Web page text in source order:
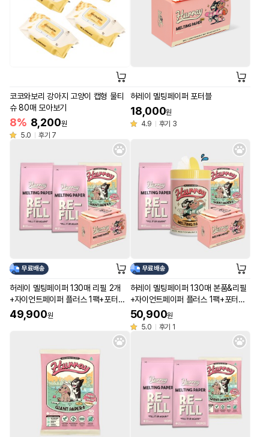
코코와보리 강아지 고양이 캡형 물티
슈 80매 모아보기
8% 8,200원
5.0
후기 7
허레이 멜팅페이퍼 포터블
18,000원
4.9
후기 3
무료배송
허레이 멜팅페이퍼 130매 리필 2개
+자이언트페이퍼 플러스 1팩+포터블
50매 1박스
49,900원
무료배송
허레이 멜팅페이퍼 130매 본품&리필
+자이언트페이퍼 플러스 1팩+포터블
50매 1박스
50,900원
5.0
후기 1